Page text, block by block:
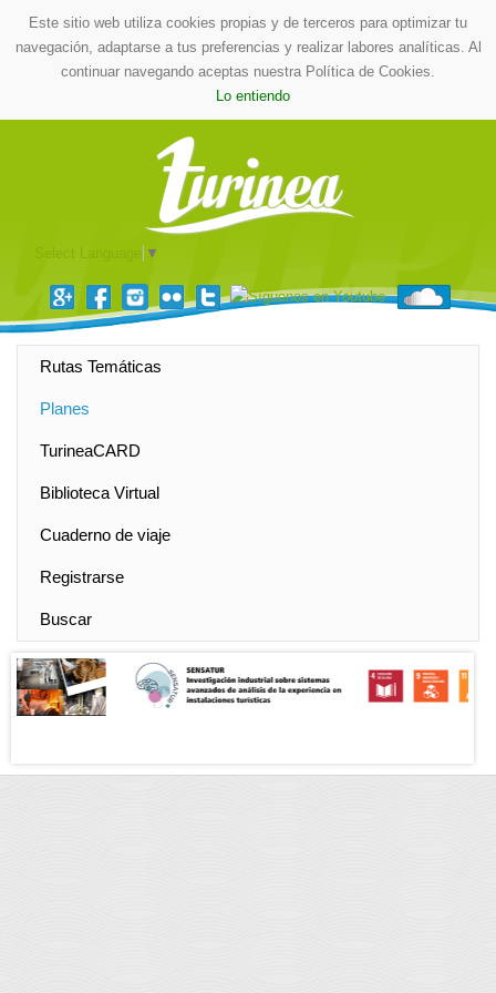
Este sitio web utiliza cookies propias y de terceros para optimizar tu
navegación, adaptarse a tus preferencias y realizar labores analíticas. Al
continuar navegando aceptas nuestra Política de Cookies.
Lo entiendo
▼
Rutas Temáticas
Planes
TurineaCARD
Biblioteca Virtual
Cuaderno de viaje
Registrarse
Buscar